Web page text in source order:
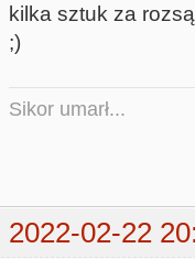
kilka sztuk za
;)
Sikor umarł...
2022-02-22